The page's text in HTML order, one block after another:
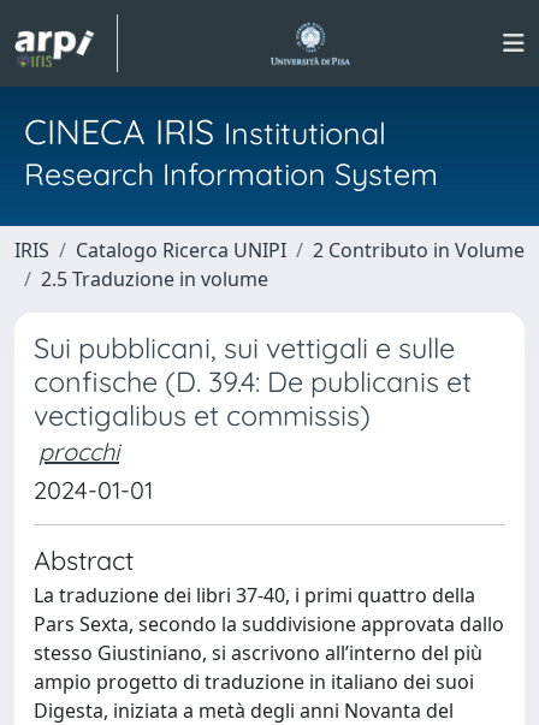
CINECA IRIS Institutional
Research Information System
IRIS Catalogo Ricerca UNIPI
2 Contributo in Volume
2.5 Traduzione in volume
Sui pubblicani, sui vettigali e sulle
confische (D. 39.4: De publicanis et
vectigalibus et commissis)
procchi
2024-01-01
Abstract
La traduzione dei libri 37-40, i primi quattro della
Pars Sexta, secondo la suddivisione approvata dallo
stesso Giustiniano, si ascrivono all’interno del più
ampio progetto di traduzione in italiano dei suoi
Digesta, iniziata a metà degli anni Novanta del